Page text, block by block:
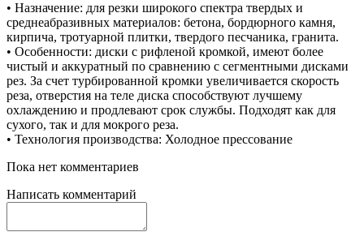
• Назначение: для резки широкого спектра твердых и
среднеабразивных материалов: бетона, бордюрного камня,
кирпича, тротуарной плитки, твердого песчаника, гранита.
• Особенности: диски с рифленой кромкой, имеют более
чистый и аккуратный по сравнению с сегментными дисками
рез. За счет турбированной кромки увеличивается скорость
реза, отверстия на теле диска способствуют лучшему
охлаждению и продлевают срок службы. Подходят как для
сухого, так и для мокрого реза.
• Технология производства: Холодное прессование
Пока нет комментариев
Написать комментарий